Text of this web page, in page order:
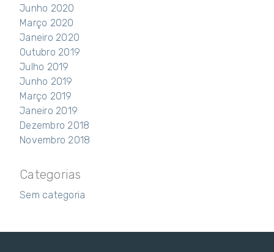
Junho 2020
Março 2020
Janeiro 2020
Outubro 2019
Julho 2019
Junho 2019
Março 2019
Janeiro 2019
Dezembro 2018
Novembro 2018
Categorias
Sem categoria